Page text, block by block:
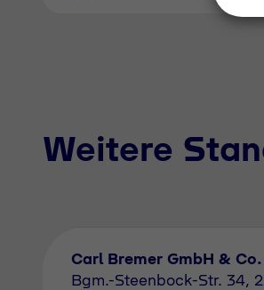
Weitere
Carl Bremer GmbH & Co.
Bgm.-Steenbock-Str. 34,